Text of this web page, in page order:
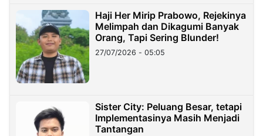
Haji Her Mirip Prabowo, Rejekinya
Melimpah dan Dikagumi Banyak
Orang, Tapi Sering Blunder!
27/07/2026 - 05:05
Sister City: Peluang Besar, tetapi
Implementasinya Masih Menjadi
Tantangan